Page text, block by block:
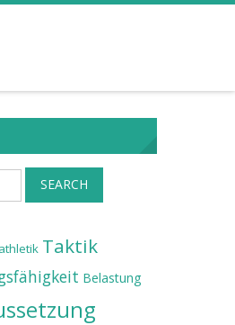
SEARCH
Taktik
Belastung